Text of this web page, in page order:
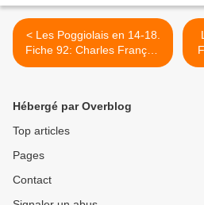
< Les Poggiolais en 14-18.
Fiche 92: Charles François
Pascal PINELLI, quand 4
Hébergé par Overblog
Top articles
Pages
Contact